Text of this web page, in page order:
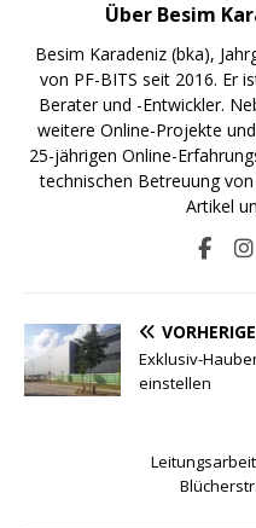
Über Besim
Besim Karadeniz (bka),
von PF-BITS seit 2016. Er
Berater und -Entwickler.
weitere Online-Projekte
25-jährigen Online-
technischen Betreuung
Artikel
Exklusiv-
einstellen